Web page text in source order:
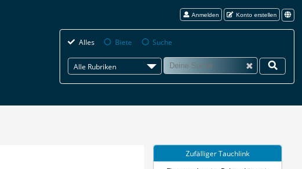
Anmelden Konto erstellen
Alles Biete Suche
Alle Rubriken
Zufälliger Tauchlink